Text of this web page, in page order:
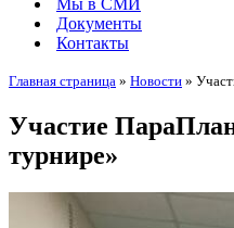
Мы в СМИ
Документы
Контакты
Главная страница » Новости »
Участие
турнире»